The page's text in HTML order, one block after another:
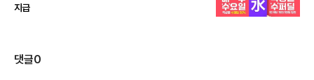
지급
댓글0